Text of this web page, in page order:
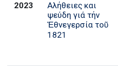
2023
Αλήθειες και
ψεύδη γιά τήν
Ἐθνεγερσία τοῦ
1821